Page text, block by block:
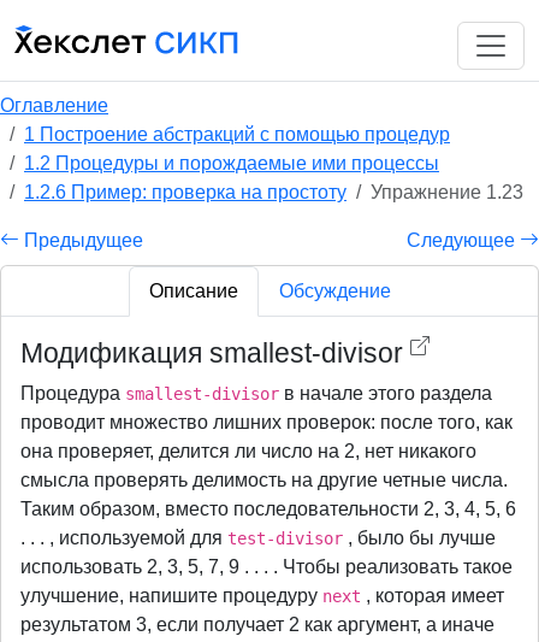
Оглавление
1 Построение абстракций с помощью процедур
1.2 Процедуры и порождаемые ими процессы
1.2.6 Пример: проверка на простоту
Упражнение 1.23
Предыдущее Следующее
Описание Обсуждение
Модификация smallest-divisor
Процедура smallest-divisor в начале этого раздела
проводит множество лишних проверок: после того, как
она проверяет, делится ли число на 2, нет никакого
смысла проверять делимость на другие четные числа.
Таким образом, вместо последовательности 2, 3, 4, 5, 6
. . . , используемой для test-divisor , было бы лучше
использовать 2, 3, 5, 7, 9 . . . . Чтобы реализовать такое
улучшение, напишите процедуру next , которая имеет
результатом 3, если получает 2 как аргумент, а иначе